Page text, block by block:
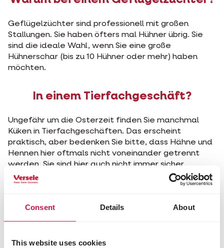
Consent Details About
This website uses cookies
Geflügelzüchter sind professionell mit großen
Stallungen. Sie haben öfters mal Hühner übrig. Sie
sind die ideale Wahl, wenn Sie eine große
Hühnerschar (bis zu 10 Hühner oder mehr) haben
möchten.
In einem Tierfachgeschäft?
Ungefähr um die Osterzeit finden Sie manchmal
Küken in Tierfachgeschäften. Das erscheint
praktisch, aber bedenken Sie bitte, dass Hähne und
Hennen hier oftmals nicht voneinander getrennt
werden. Sie sind hier auch nicht immer sicher,
welches Geschlecht Sie kaufen.
Bei Freunden oder Nachbarn?
Familienangehörigen oder Kollegen rumzuhören, ob